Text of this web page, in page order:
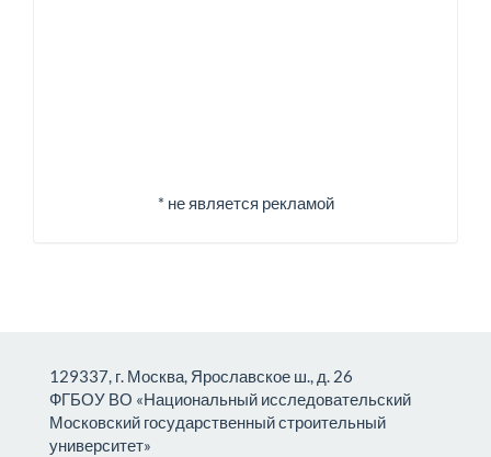
* не является рекламой
129337, г. Москва, Ярославское ш., д. 26
ФГБОУ ВО «Национальный исследовательский
Московский государственный строительный
университет»